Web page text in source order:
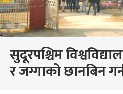
सुदूरपश्चिम
र जग्गाको छानबिन